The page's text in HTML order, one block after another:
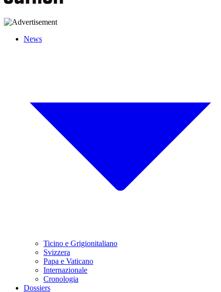
News
Ticino e Grigionitaliano
Svizzera
Papa e Vaticano
Internazionale
Cronologia
Dossiers